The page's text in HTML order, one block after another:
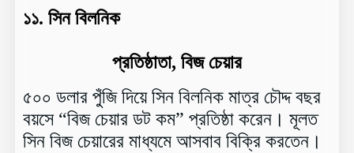
১১.সিন বিলনিক
প্রতিষ্ঠাতা, বিজ চেয়ার
৫০০ ডলার পুঁজি দিয়ে সিন বিলনিক মাত্র চৌদ্দ বছর
বয়সে “বিজ চেয়ার ডট কম” প্রতিষ্ঠা করেন। মূলত
সিন বিজ চেয়ারের মাধ্যমে আসবাব বিক্রি করতেন।